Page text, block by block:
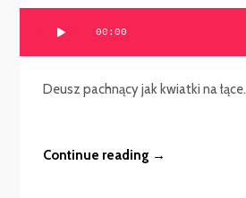
00:00
Deusz pachnący jak kwiatki na łące.
Continue reading →